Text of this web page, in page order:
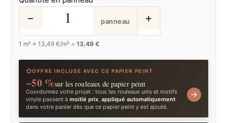
− panneau +
1 m² ×13,49 €/m² =13,49 €
OFFRE INCLUSE AVEC CE PAPIER PEINT
−50 %sur les rouleaux de papier peint
Coordonnez votre projet : tous les rouleaux unis et motifs
vinyle passent àmoitié prix,appliqué automatiquement
dans votre panier dès que ce papier peint y est ajouté.
→